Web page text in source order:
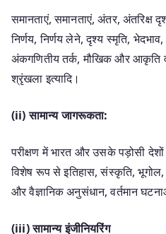
समानताएं, समानताएं, अंतर, अंतरिक्ष
निर्णय, निर्णय लेने, दृश्य स्मृति,
अंकगणितीय तर्क, मौखिक और आकृति
श्रृंखला इत्यादि।
(ii) सामान्य जागरूकता:
परीक्षण में भारत और उसके पड़ोसी
विशेष रूप से इतिहास, संस्कृति, भूगोल,
और वैज्ञानिक अनुसंधान, वर्तमान
(iii) सामान्य इंजीनियरिंग